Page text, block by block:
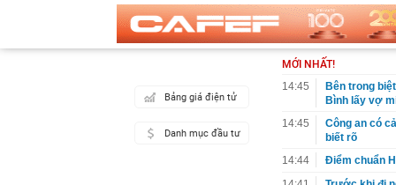
Bảng giá điện tử
Danh mục đầu tư
MỚI NHẤT!
14:45
Bên trong
Bình lấy vợ
14:45
Công an có
biết rõ
14:44
Điểm chuẩn